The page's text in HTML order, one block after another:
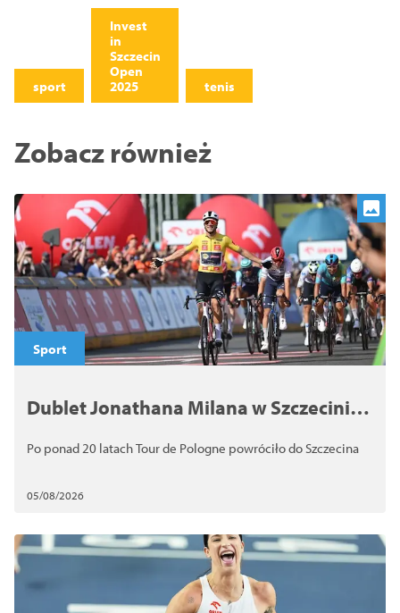
sport
Invest
in
Szczecin
Open
2025
tenis
Zobacz również
Sport
Dublet Jonathana Milana w Szczecinie!
WorldTour
Po ponad 20 latach Tour de Pologne powróciło do Szczecina
05/08/2026